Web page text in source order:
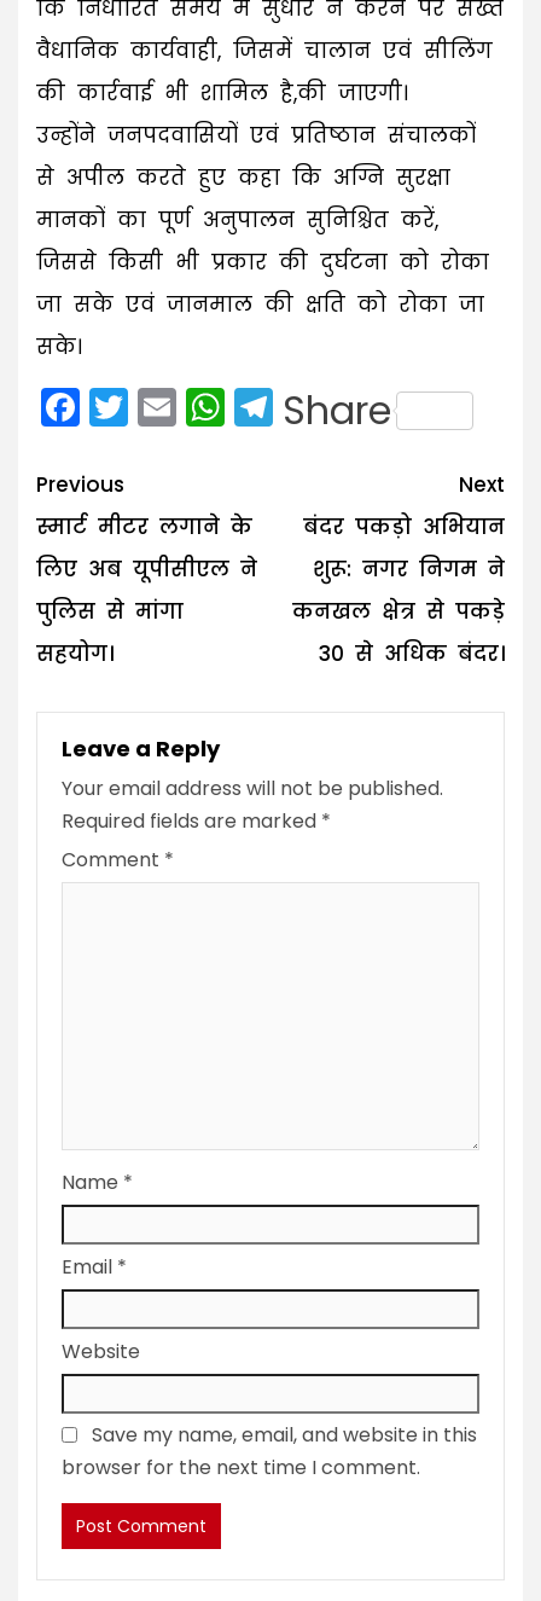
कि निर्धारित समय में सुधार न करने पर सख्त
वैधानिक कार्यवाही, जिसमें चालान एवं सीलिंग
की कार्रवाई भी शामिल है,की जाएगी।
उन्होंने जनपदवासियों एवं प्रतिष्ठान संचालकों
से अपील करते हुए कहा कि अग्नि सुरक्षा
मानकों का पूर्ण अनुपालन सुनिश्चित करें,
जिससे किसी भी प्रकार की दुर्घटना को रोका
जा सके एवं जानमाल की क्षति को रोका जा
सके।
Facebook
Twitter
EmailWhatsApp
Telegram
Share
Post
navigation
Previous
स्मार्ट मीटर लगाने के
लिए अब यूपीसीएल ने
पुलिस से मांगा
सहयोग।
Next
बंदर पकड़ो अभियान
शुरू: नगर निगम ने
कनखल क्षेत्र से पकड़े
30 से अधिक बंदर।
Leave a Reply
Your email address will not be published.
Required fields are marked *
Comment *
Name *
Email *
Website
Save my name, email, and website in this
browser for the next time I comment.